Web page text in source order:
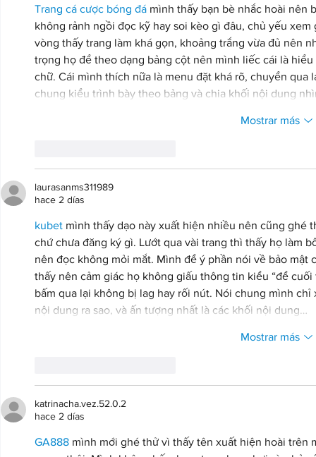
Trang cá cược bóng đá mình thấy bạn bè nhắc hoài nên
không rảnh ngồi đọc kỹ hay soi kèo gì đâu, chủ yếu
vòng thấy trang làm khá gọn, khoảng trắng vừa đủ nên
trọng họ để theo dạng bảng cột nên mình liếc cái là
chữ. Cái mình thích nữa là menu đặt khá rõ, chuyển
chung kiểu trình bày theo bảng và chia khối nội dung
Mostrar más
laurasanms311989
hace 2 días
kubet mình thấy dạo này xuất hiện nhiều nên cũng
chứ chưa đăng ký gì. Lướt qua vài trang thì thấy họ làm
nên đọc không mỏi mắt. Mình để ý phần nói về bảo mật
thấy nên cảm giác họ không giấu thông tin kiểu “để
bấm qua lại không bị lag hay rối nút. Nói chung mình
nội dung ra sao, và ấn tượng nhất là các khối nội dung…
Mostrar más
katrinacha.vez.52.0.2
hace 2 días
GA888 mình mới ghé thử vì thấy tên xuất hiện hoài trên